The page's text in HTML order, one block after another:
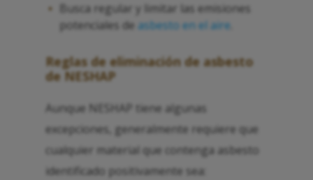
Busca regular y limitar las emisiones
potenciales de asbesto en el aire
Reglas de eliminación de asbesto
de NESHAP
Aunque NESHAP tiene algunas
excepciones, generalmente requiere que
cualquier material que contenga asbesto
identificado positivamente sea: